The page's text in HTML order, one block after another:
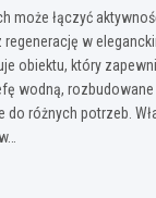
może łączyć
regenerację w
obiektu, który
wodną, rozbudowane
różnych potrzeb.